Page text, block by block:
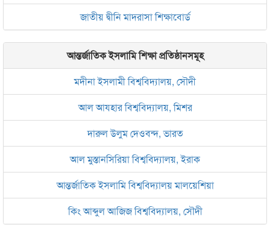
জাতীয় দ্বীনি মাদরাসা শিক্ষাবোর্ড
আন্তর্জাতিক ইসলামি শিক্ষা প্রতিষ্ঠানসমূহ
মদীনা ইসলামী বিশ্ববিদ্যালয়, সৌদী
আল আযহার বিশ্ববিদ্যালয়, মিশর
দারুল উলুম দেওবন্দ, ভারত
আল মুস্তানসিরিয়া বিশ্ববিদ্যালয়, ইরাক
আন্তর্জাতিক ইসলামি বিশ্ববিদ্যালয় মালয়েশিয়া
কিং আব্দুল আজিজ বিশ্ববিদ্যালয়, সৌদী